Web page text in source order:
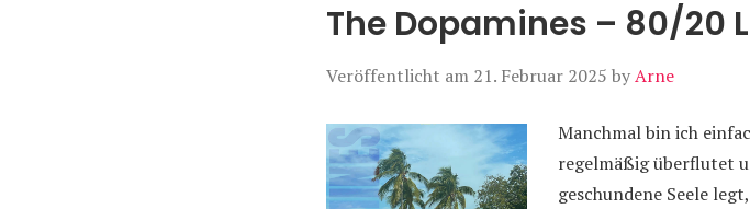
The Dopamines – 80/20
Veröffentlicht am 21. Februar 2025 byArne
Manchmal bin ich
regelmäßig überflutet
geschundene Seele